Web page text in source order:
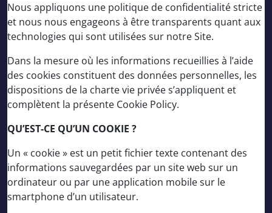
Nous appliquons une politique de confidentialité stricte
et nous nous engageons à être transparents quant aux
technologies qui sont utilisées sur notre Site.
Dans la mesure où les informations recueillies à l’aide
des cookies constituent des données personnelles, les
dispositions de la charte vie privée s’appliquent et
complètent la présente Cookie Policy.
QU’EST-CE QU’UN COOKIE ?
Un « cookie » est un petit fichier texte contenant des
informations sauvegardées par un site web sur un
ordinateur ou par une application mobile sur le
smartphone d’un utilisateur.